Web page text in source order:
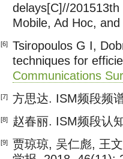
delays[C]//
Mobile, Ad Hoc,
[6]
Tsiropoulos G I,
techniques for
Communications
[7] 方思达. ISM频段频
[8] 赵春丽. ISM频段认
[9]
贾琼琼, 吴仁彪, 王